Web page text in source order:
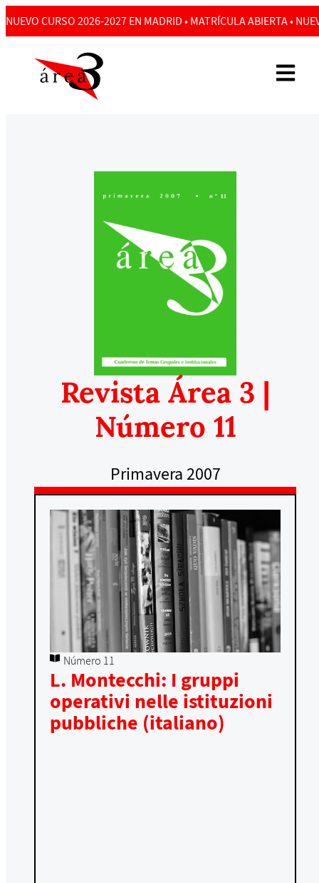
NUEVO CURSO 2026-2027 EN MADRID • MATRÍCULA ABIERTA •
Revista Área 3 |
Número 11
Primavera 2007
Número 11
L. Montecchi: I gruppi
operativi nelle istituzioni
pubbliche (italiano)